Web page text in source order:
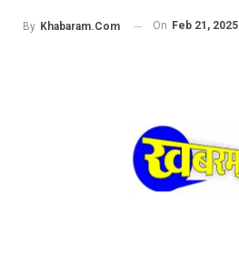
By Khabaram.Com On Feb 21, 2025